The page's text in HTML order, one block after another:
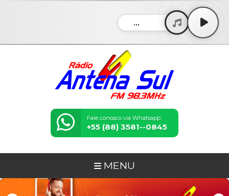
...
Fale conosco via Whatsapp:
+55 (88) 3581--0845
MENU